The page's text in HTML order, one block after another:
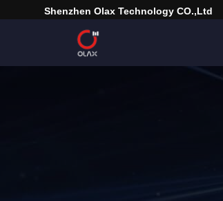
Shenzhen Olax Technology CO.,Ltd